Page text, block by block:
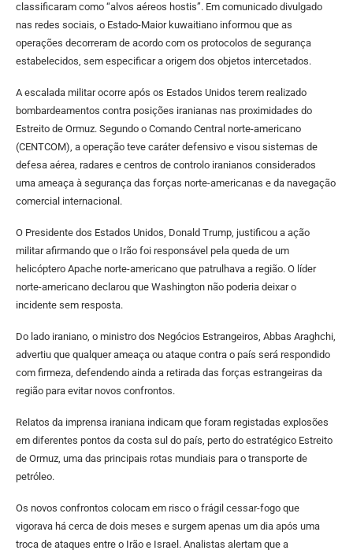
classificaram como “alvos aéreos hostis”. Em comunicado divulgado
nas redes sociais, o Estado-Maior kuwaitiano informou que as
operações decorreram de acordo com os protocolos de segurança
estabelecidos, sem especificar a origem dos objetos intercetados.
A escalada militar ocorre após os Estados Unidos terem realizado
bombardeamentos contra posições iranianas nas proximidades do
Estreito de Ormuz. Segundo o Comando Central norte-americano
(CENTCOM), a operação teve caráter defensivo e visou sistemas de
defesa aérea, radares e centros de controlo iranianos considerados
uma ameaça à segurança das forças norte-americanas e da navegação
comercial internacional.
O Presidente dos Estados Unidos, Donald Trump, justificou a ação
militar afirmando que o Irão foi responsável pela queda de um
helicóptero Apache norte-americano que patrulhava a região. O líder
norte-americano declarou que Washington não poderia deixar o
incidente sem resposta.
Do lado iraniano, o ministro dos Negócios Estrangeiros, Abbas Araghchi,
advertiu que qualquer ameaça ou ataque contra o país será respondido
com firmeza, defendendo ainda a retirada das forças estrangeiras da
região para evitar novos confrontos.
Relatos da imprensa iraniana indicam que foram registadas explosões
em diferentes pontos da costa sul do país, perto do estratégico Estreito
de Ormuz, uma das principais rotas mundiais para o transporte de
petróleo.
Os novos confrontos colocam em risco o frágil cessar-fogo que
vigorava há cerca de dois meses e surgem apenas um dia após uma
troca de ataques entre o Irão e Israel. Analistas alertam que a